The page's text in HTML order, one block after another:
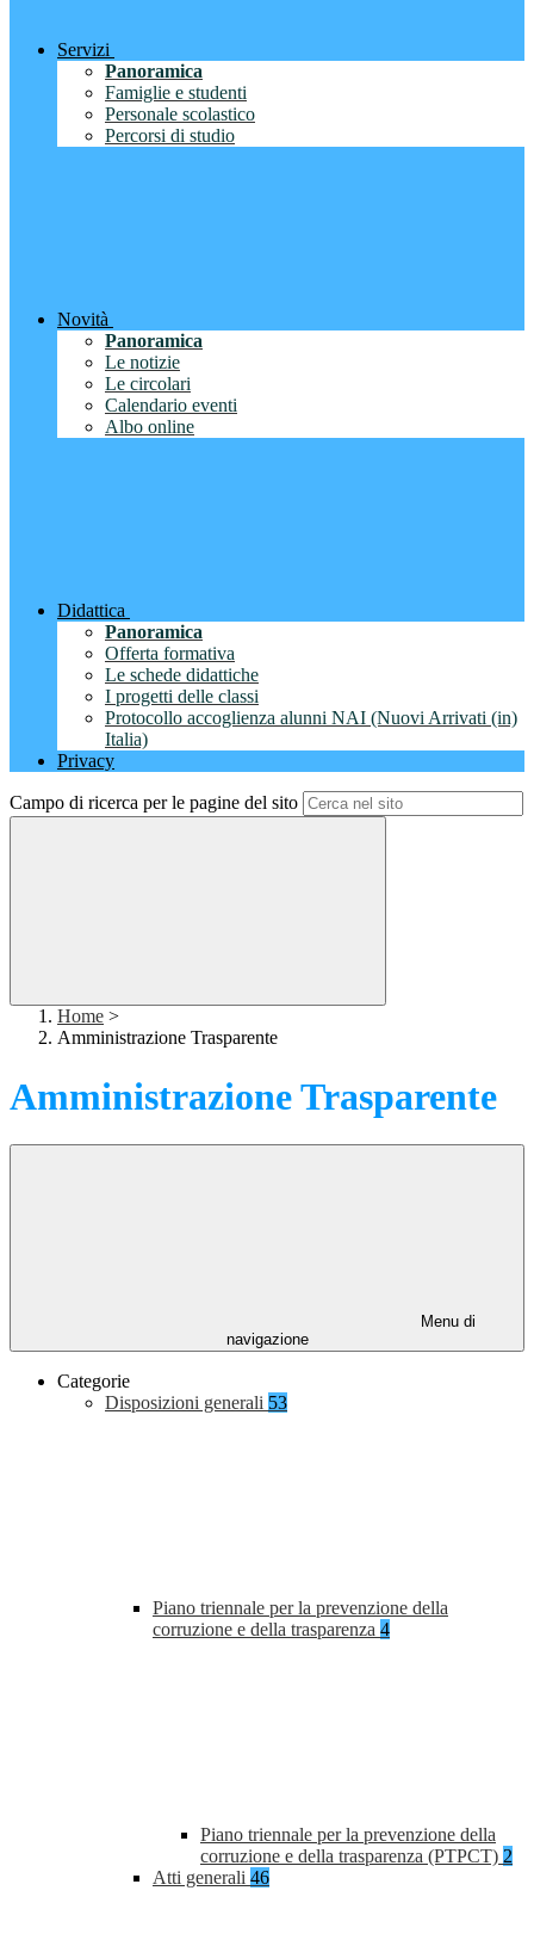
Servizi
Panoramica
Famiglie e studenti
Personale scolastico
Percorsi di studio
Novità
Panoramica
Le notizie
Le circolari
Calendario eventi
Albo online
Didattica
Panoramica
Offerta formativa
Le schede didattiche
I progetti delle classi
Protocollo accoglienza alunni NAI (Nuovi Arrivati (in)
Italia)
Privacy
Campo di ricerca per le pagine del sito
Home >
Amministrazione Trasparente
Amministrazione Trasparente
Menu di
navigazione
Categorie
Disposizioni generali 53
Piano triennale per la prevenzione della
corruzione e della trasparenza 4
Piano triennale per la prevenzione della
corruzione e della trasparenza (PTPCT) 2
Atti generali 46